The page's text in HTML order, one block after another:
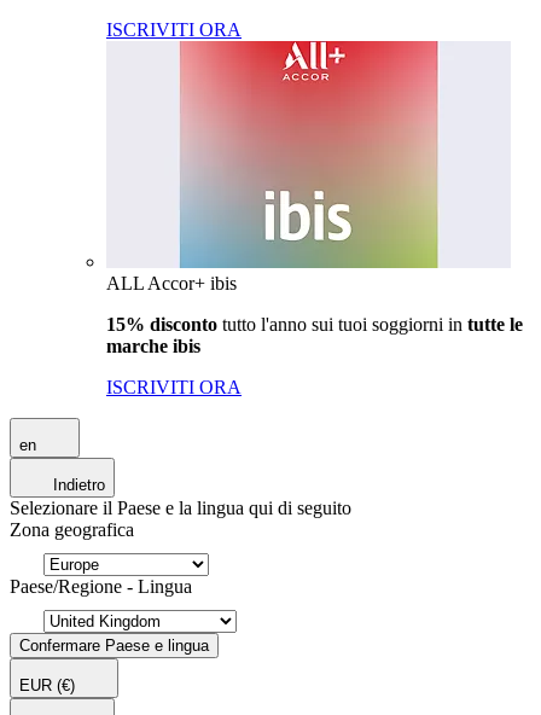
ISCRIVITI ORA
ALL Accor+ ibis
15% disconto tutto l'anno sui tuoi soggiorni in tutte le
marche ibis
ISCRIVITI ORA
en
Indietro
Selezionare il Paese e la lingua qui di seguito
Zona geografica
Paese/Regione - Lingua
Confermare Paese e lingua
EUR (€)